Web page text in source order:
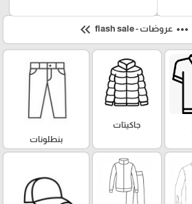
more_horiz عروضات - flash sale keyboard_double_arrow_left
جاكيتات
بنطلونات